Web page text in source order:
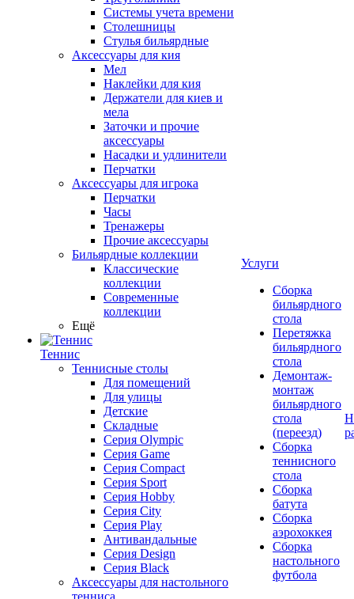
Системы учета времени
Столешницы
Стулья бильярдные
Аксессуары для кия
Мел
Наклейки для кия
Держатели для киев и
мела
Заточки и прочие
аксессуары
Насадки и удлинители
Перчатки
Аксессуары для игрока
Перчатки
Часы
Тренажеры
Прочие аксессуары
Бильярдные коллекции
Классические
коллекции
Современные
коллекции
Ещё
Теннис
Теннисные столы
Для помещений
Для улицы
Детские
Складные
Серия Olympic
Серия Game
Серия Compact
Серия Sport
Серия Hobby
Серия City
Серия Play
Антивандальные
Серия Design
Серия Black
Аксессуары для настольного
тенниса
Услуги
Сборка
бильярдного
стола
Перетяжка
бильярдного
стола
Демонтаж-
монтаж
бильярдного
стола
(переезд)
Сборка
теннисного
стола
Сборка
батута
Сборка
аэрохоккея
Сборка
настольного
футбола